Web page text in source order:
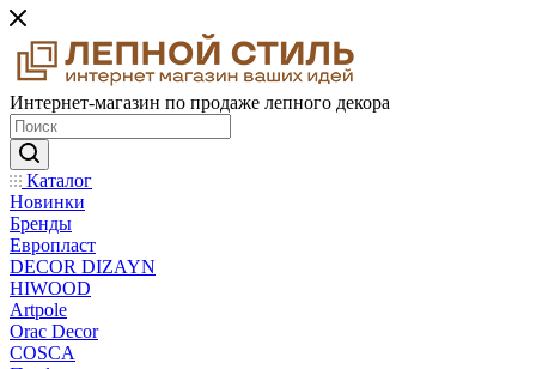
Интернет-магазин по продаже лепного декора
Каталог
Новинки
Бренды
Европласт
DECOR DIZAYN
HIWOOD
Artpole
Orac Decor
COSCA